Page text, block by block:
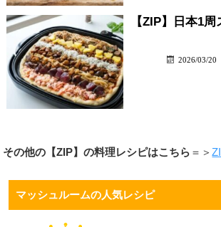
【ZIP】日本1
2026/03/20
その他の【ZIP】の料理レシピはこちら ＝＞
マッシュルームの人気レシピ